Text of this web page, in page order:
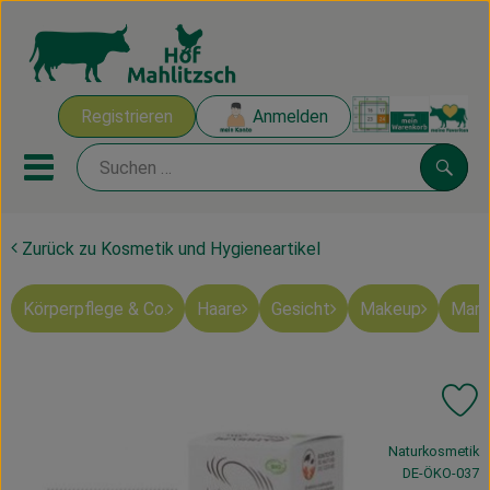
Registrieren Anmelden
Mobiles Menu öffnen oder
Ökokisten
Mahlitzscher Produkte
Zurück zu Kosmetik und Hygieneartikel
Körperpflege & Co. Haare Gesicht Makeup
, Verband:
Naturkosmetik
,DE-ÖKO-037